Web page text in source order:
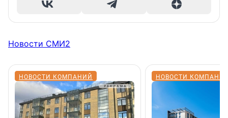
Новости СМИ2
НОВОСТИ КОМПАНИЙ НОВОСТИ